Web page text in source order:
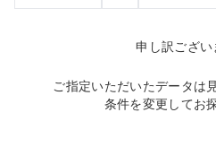
申し訳ござい
ご指定いただいたデータは
条件を変更してお